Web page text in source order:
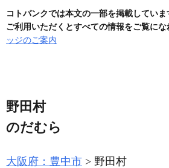
コトバンクでは本文の一部を掲載してい
ご利用いただくとすべての情報をご覧にな
ッジのご案内
野田村
のだむら
大阪府：豊中市 野田村